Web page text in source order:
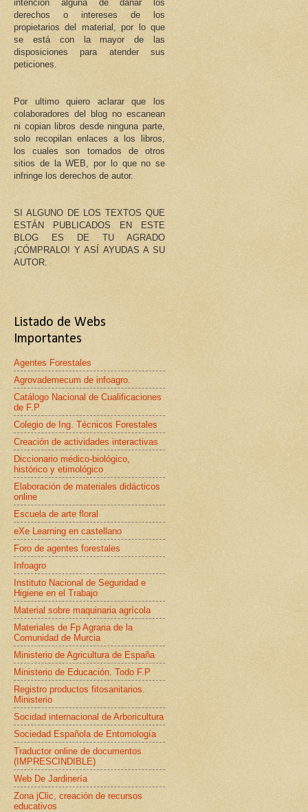
intención alguna de dañar los
derechos o intereses de los
propietarios del material, por lo que
se está con la mayor de las
disposiciones para atender sus
peticiones.
Por ultimo quiero aclarar que los
colaboradores del blog no escanean
ni copian libros desde ninguna parte,
solo recopilan enlaces a los libros,
los cuales son tomados de otros
sitios de la WEB, por lo que no se
infringe los derechos de autor.
SI ALGUNO DE LOS TEXTOS QUE
ESTÁN PUBLICADOS EN ESTE
BLOG ES DE TU AGRADO
¡CÓMPRALO! Y ASÍ AYUDAS A SU
AUTOR.
Listado de Webs
Importantes
Agentes Forestales
Agrovademecum de infoagro.
Catálogo Nacional de Cualificaciones
de F.P
Colegio de Ing. Técnicos Forestales
Creación de actividades interactivas
Diccionario médico-biológico,
histórico y etimológico
Elaboración de materiales didácticos
online
Escuela de arte floral
eXe Learning en castellano
Foro de agentes forestales
Infoagro
Instituto Nacional de Seguridad e
Higiene en el Trabajo
Material sobre maquinaria agrícola
Materiales de Fp Agraria de la
Comunidad de Murcia
Ministerio de Agricultura de España
Ministerio de Educación. Todo F.P
Registro productos fitosanitarios.
Ministerio
Socidad internacional de Arboricultura
Sociedad Española de Entomología
Traductor online de documentos
(IMPRESCINDIBLE)
Web De Jardinería
Zona jClic, creación de recursos
educativos